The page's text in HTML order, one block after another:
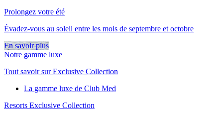
Prolongez votre été
Évadez-vous au soleil entre les mois de septembre et octobre
En savoir plus
Notre gamme luxe
Tout savoir sur Exclusive Collection
La gamme luxe de Club Med
Resorts Exclusive Collection